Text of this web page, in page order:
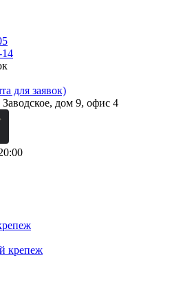
14
для заявок)
дом 9, офис 4
крепеж